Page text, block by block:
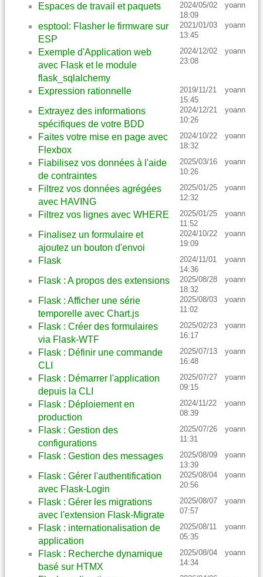
Espaces de travail et paquets
2024/05/02
18:09
yoann
esptool: Flasher le firmware sur
ESP
2021/01/03
13:45
yoann
Exemple d'Application web
avec Flask et le module
flask_sqlalchemy
2024/12/02
23:08
yoann
Expression rationnelle
2019/11/21
15:45
yoann
Extrayez des informations
spécifiques de votre BDD
2024/12/21
10:26
yoann
Faites votre mise en page avec
Flexbox
2024/10/22
18:32
yoann
Fiabilisez vos données à l'aide
de contraintes
2025/03/16
10:26
yoann
Filtrez vos données agrégées
avec HAVING
2025/01/25
12:32
yoann
Filtrez vos lignes avec WHERE
2025/01/25
11:52
yoann
Finalisez un formulaire et
ajoutez un bouton d'envoi
2024/10/22
19:09
yoann
Flask
2024/11/01
14:36
yoann
Flask : A propos des extensions
2025/08/28
18:32
yoann
Flask : Afficher une série
temporelle avec Chart.js
2025/08/03
11:02
yoann
Flask : Créer des formulaires
via Flask-WTF
2025/02/23
16:17
yoann
Flask : Définir une commande
CLI
2025/07/13
16:48
yoann
Flask : Démarrer l'application
depuis la CLI
2025/07/27
09:15
yoann
Flask : Déploiement en
production
2024/11/22
08:39
yoann
Flask : Gestion des
configurations
2025/07/26
11:31
yoann
Flask : Gestion des messages
2025/08/09
13:39
yoann
Flask : Gérer l'authentification
avec Flask-Login
2025/08/04
20:56
yoann
Flask : Gérer les migrations
avec l'extension Flask-Migrate
2025/08/07
07:57
yoann
Flask : internationalisation de
application
2025/08/11
05:35
yoann
Flask : Recherche dynamique
basé sur HTMX
2025/08/04
14:34
yoann